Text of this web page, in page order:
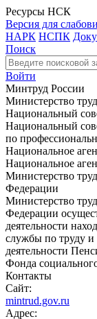
Ресурсы НСК
Версия для
НАРК НСПК
Поиск
Войти
Минтруд России
Министерство
Национальный
Национальный
по
Национальное
Национальное
Министерство
Федерации
Министерство
Федерации
деятельности
службы по труду и
деятельности
Фонда
Контакты
Сайт:
mintrud.gov.ru
Адрес: